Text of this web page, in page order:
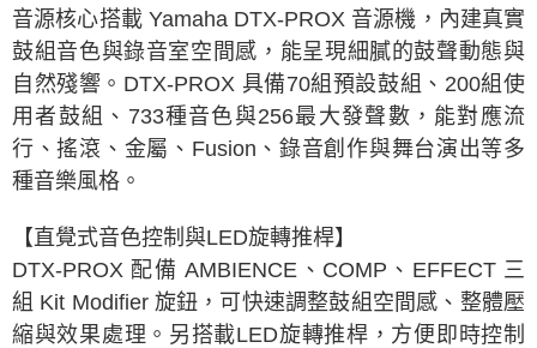
2.基於同意付款使用「大哥付你分期」之契約關係目的，商店將以您的個人
資料（包含姓名、電話或地址）提供予台灣大哥大進項蒐集、處理及利用，
由本公司與您本人進行分期帳單所需資料之確認、核對及更正。
3.完整用戶服務條款，請詳閱以下連結： https://oppay.tw/userRule
音源核心搭載 Yamaha DTX-PROX 音源機，內建真實
鼓組音色與錄音室空間感，能呈現細膩的鼓聲動態與
自然殘響。DTX-PROX 具備70組預設鼓組、200組使
用者鼓組、733種音色與256最大發聲數，能對應流
行、搖滾、金屬、Fusion、錄音創作與舞台演出等多
種音樂風格。
【直覺式音色控制與LED旋轉推桿】
DTX-PROX 配備 AMBIENCE、COMP、EFFECT 三
組 Kit Modifier 旋鈕，可快速調整鼓組空間感、整體壓
縮與效果處理。另搭載LED旋轉推桿，方便即時控制